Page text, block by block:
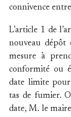
connivence
L’article 1 de
nouveau dépôt
mesure à
conformité ou
date limite
tas de fumier.
date, M. le